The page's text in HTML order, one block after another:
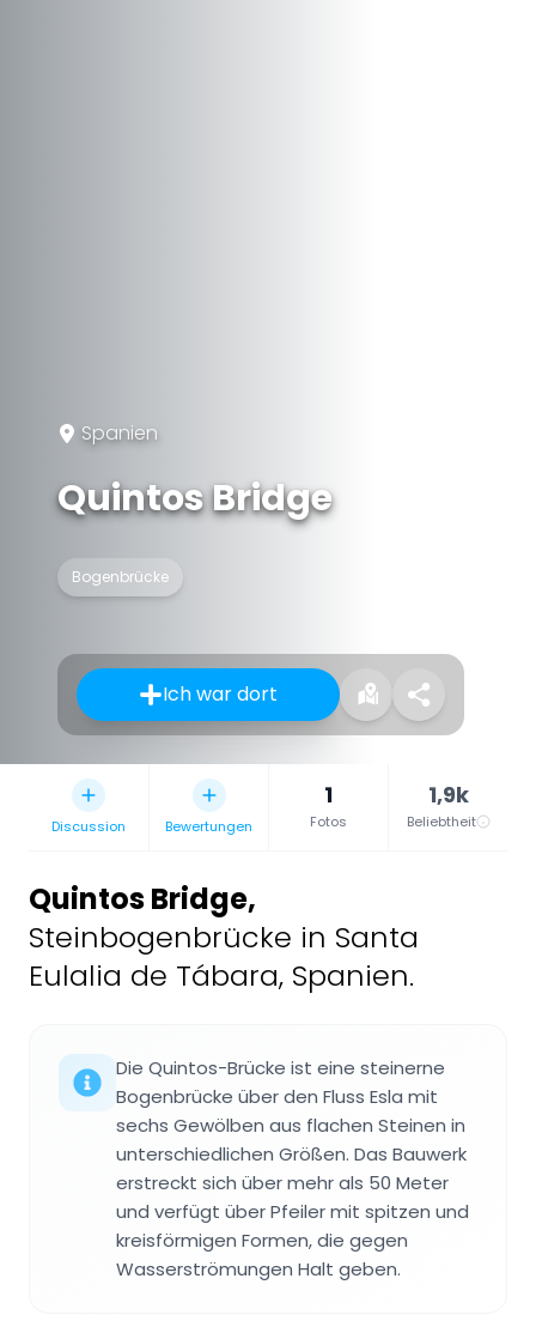
Spanien
Quintos Bridge
Bogenbrücke
Ich war dort
Discussion Bewertungen
1
Fotos
1,9k
Beliebtheit
Quintos Bridge,
Steinbogenbrücke in Santa
Eulalia de Tábara, Spanien.
Die Quintos-Brücke ist eine steinerne
Bogenbrücke über den Fluss Esla mit
sechs Gewölben aus flachen Steinen in
unterschiedlichen Größen. Das Bauwerk
erstreckt sich über mehr als 50 Meter
und verfügt über Pfeiler mit spitzen und
kreisförmigen Formen, die gegen
Wasserströmungen Halt geben.